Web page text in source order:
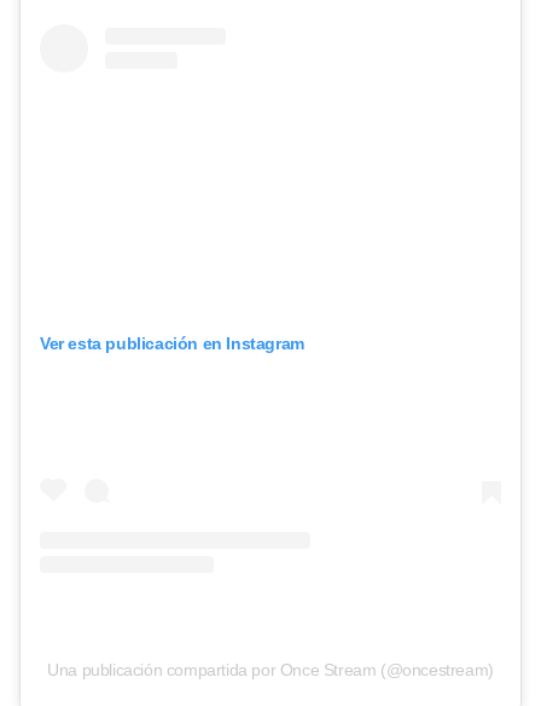
Ver esta publicación en Instagram
Una publicación compartida por Once Stream (@oncestream)